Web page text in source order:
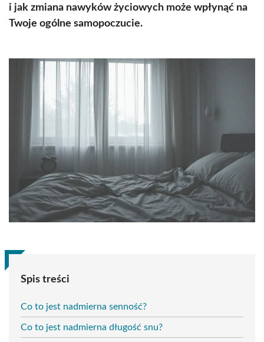
i jak zmiana nawyków życiowych może wpłynąć na
Twoje ogólne samopoczucie.
Spis treści
Co to jest nadmierna senność?
Co to jest nadmierna długość snu?